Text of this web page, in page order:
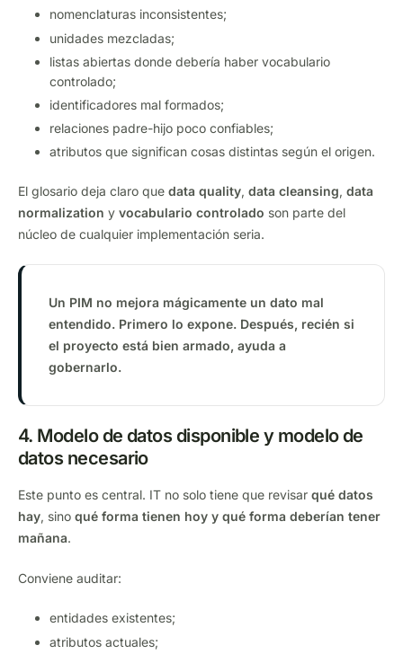
nomenclaturas inconsistentes;
unidades mezcladas;
listas abiertas donde debería haber vocabulario
controlado;
identificadores mal formados;
relaciones padre-hijo poco confiables;
atributos que significan cosas distintas según el origen.
El glosario deja claro que data quality, data cleansing, data
normalization y vocabulario controlado son parte del
núcleo de cualquier implementación seria.
Un PIM no mejora mágicamente un dato mal
entendido. Primero lo expone. Después, recién si
el proyecto está bien armado, ayuda a
gobernarlo.
4. Modelo de datos disponible y modelo de
datos necesario
Este punto es central. IT no solo tiene que revisar qué datos
hay, sino qué forma tienen hoy y qué forma deberían tener
mañana.
Conviene auditar:
entidades existentes;
atributos actuales;